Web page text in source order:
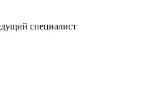
специалист